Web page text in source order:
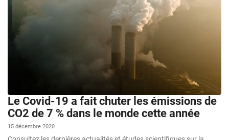
Le Covid-19 a fait chuter les émissions de
CO2 de 7 % dans le monde cette année
15 décembre 2020